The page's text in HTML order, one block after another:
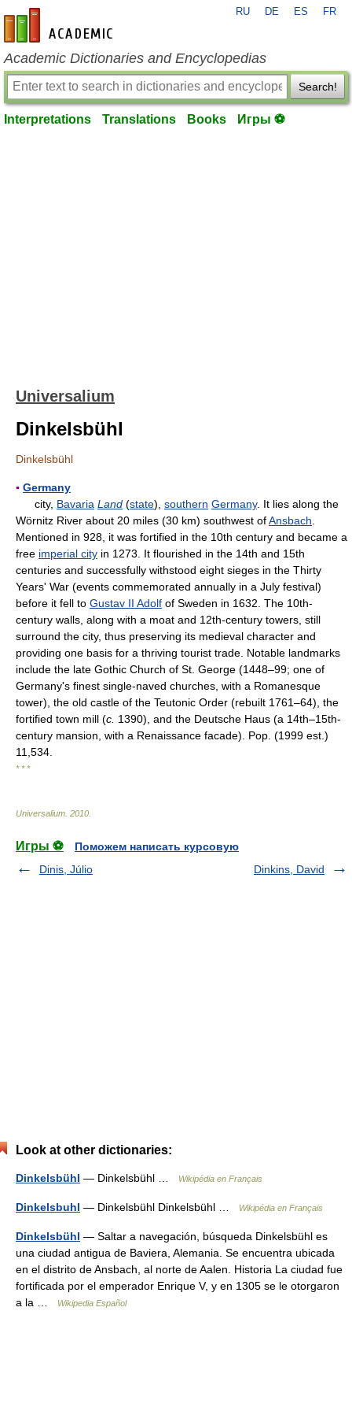
en-academic.com
RU DE ES FR
Academic Dictionaries and Encyclopedias
Search!
Interpretations Translations Books Игры ⚽
Universalium
Dinkelsbühl
Dinkelsbühl
▪ Germany
city, Bavaria Land (state), southern Germany. It lies along the
Wörnitz River about 20 miles (30 km) southwest ofAnsbach
Mentioned in 928, it was fortified in the 10th century and became a
free imperial city in 1273. It flourished in the 14th and 15th
centuries and successfully withstood eight sieges in the Thirty
Years' War (events commemorated annually in a July festival)
before it fell to Gustav II Adolf of Sweden in 1632. The 10th-
century walls, along with a moat and 12th-century towers, still
surround the city, thus preserving its medieval character and
providing one basis for a thriving tourist trade. Notable landmarks
include the late Gothic Church of St. George (1448–99; one of
Germany's finest single-naved churches, with a Romanesque
tower), the old castle of the Teutonic Order (rebuilt 1761–64), the
fortified town mill (c. 1390), and the Deutsche Haus (a 14th–15th-
century mansion, with a Renaissance facade). Pop. (1999 est.)
11,534.
* * *
Universalium 2010
Игры ⚽
Поможем написать курсовую
Dinis, Júlio
Dinkins, David
Look at other dictionaries:
Dinkelsbühl — Dinkelsbühl … Wikipédia en Français
Dinkelsbuhl — Dinkelsbühl Dinkelsbühl … Wikipédia en Français
Dinkelsbühl — Saltar a navegación, búsqueda Dinkelsbühl es
una ciudad antigua de Baviera, Alemania. Se encuentra ubicada
en el distrito de Ansbach, al norte de Aalen. Historia La ciudad fue
fortificada por el emperador Enrique V, y en 1305 se le otorgaron
a la …
Wikipedia Español